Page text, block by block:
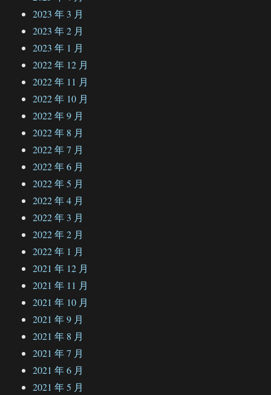
2023 年 3 月
2023 年 2 月
2023 年 1 月
2022 年 12 月
2022 年 11 月
2022 年 10 月
2022 年 9 月
2022 年 8 月
2022 年 7 月
2022 年 6 月
2022 年 5 月
2022 年 4 月
2022 年 3 月
2022 年 2 月
2022 年 1 月
2021 年 12 月
2021 年 11 月
2021 年 10 月
2021 年 9 月
2021 年 8 月
2021 年 7 月
2021 年 6 月
2021 年 5 月